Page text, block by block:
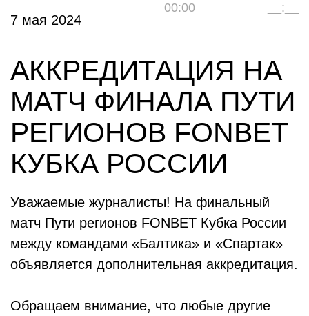
00:00 __:__
7 мая 2024
АККРЕДИТАЦИЯ НА
МАТЧ ФИНАЛА ПУТИ
РЕГИОНОВ FONBET
КУБКА РОССИИ
Уважаемые журналисты! На финальный
матч Пути регионов FONBET Кубка России
между командами «Балтика» и «Спартак»
объявляется дополнительная аккредитация.
Обращаем внимание, что любые другие